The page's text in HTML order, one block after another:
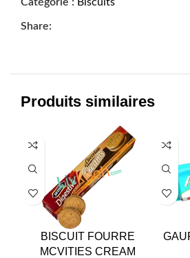
Share:
Produits similaires
BISCUIT FOURRE
MCVITIES CREAM